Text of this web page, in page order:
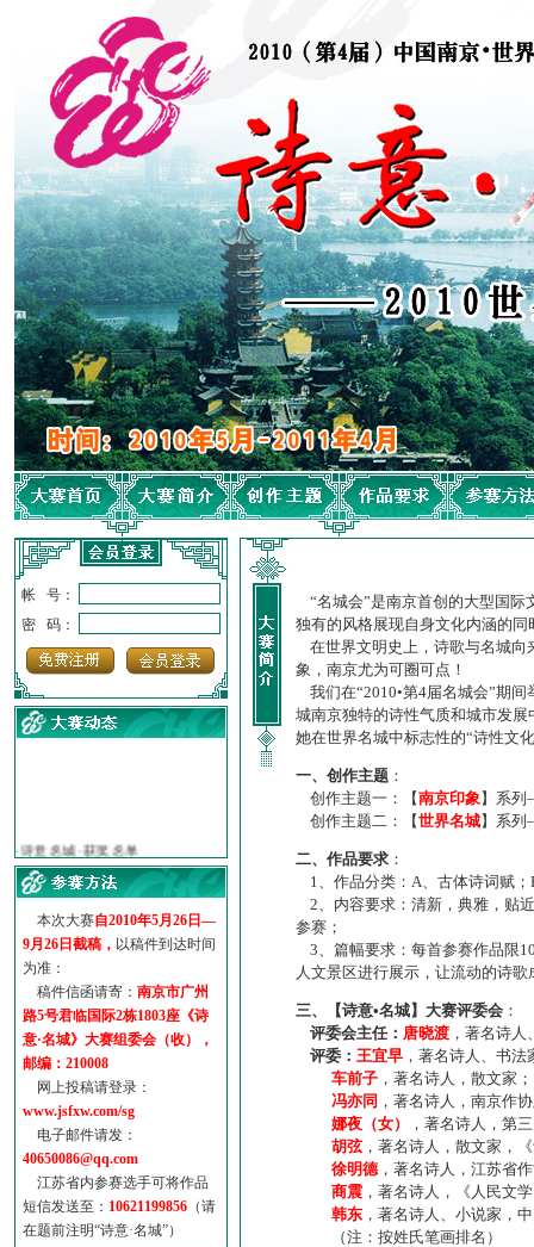
帐 号：
密 码：
·【诗意·名城】地铁展示作...
·诗意名城·地铁时间
·地铁完美呈现【诗意·名城...
参赛作品多达5000多首
“诗意·名城”晒诗会
特别通知--致广大诗词爱好...
本次大赛自2010年5月26日—
9月26日截稿， 以稿件到达时间
为准：
稿件信函请寄： 南京市广州
路5号君临国际2栋1803座《诗
意·名城》大赛组委会（收），
邮编：210008
网上投稿请登录：
www.jsfxw.com/sg
电子邮件请发：
40650086@qq.com
江苏省内参赛选手可将作品
短信发送至： 10621199856 （请
在题前注明“诗意·名城”）
“名城会”是南京首创的大型国际
独有的风格展现自身文化内涵的
在世界文明史上，诗歌与名城向
象，南京尤为可圈可点！
我们在“2010•第4届名城会”期
城南京独特的诗性气质和城市发
她在世界名城中标志性的“诗性文
一、创作主题 ：
创作主题一：【南京印象】系
创作主题二：【世界名城】系
二、作品要求 ：
1、作品分类：A、古体诗词赋；
2、内容要求：清新，典雅，贴
参赛；
3、篇幅要求：每首参赛作品限
人文景区进行展示，让流动的诗
三、【诗意•名城】大赛评委会 ：
评委会主任： 唐晓渡 ，著名诗
评委： 王宜早 ，著名诗人、书
车前子 ，著名诗人，散文家；
冯亦同 ，著名诗人，南京作
娜夜（女）
，著名诗人，第
胡弦，著名诗人，散文家，
徐明德，著名诗人，江苏省
商震 ，著名诗人，《人民文
韩东 ，著名诗人、小说家，
（注：按姓氏笔画排名）